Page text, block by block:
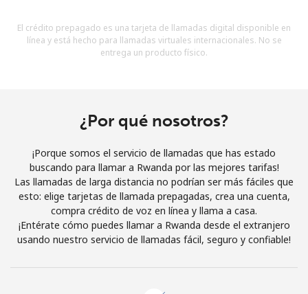
Al abrir una cuenta en este sitio web, estoy de acuerdo con
Términos y condiciones.
Únete
¡Hola!
El crédito prepagado es una tarjeta de llamadas digital disponible en
línea y está hecho para llamadas virtuales internacionales. No se
entrega un producto físico.
¿Por qué nosotros?
¡Porque somos el servicio de llamadas que has estado
buscando para llamar a Rwanda por las mejores tarifas!
Las llamadas de larga distancia no podrían ser más fáciles que
esto: elige tarjetas de llamada prepagadas, crea una cuenta,
compra crédito de voz en línea y llama a casa.
¡Entérate cómo puedes llamar a Rwanda desde el extranjero
usando nuestro servicio de llamadas fácil, seguro y confiable!